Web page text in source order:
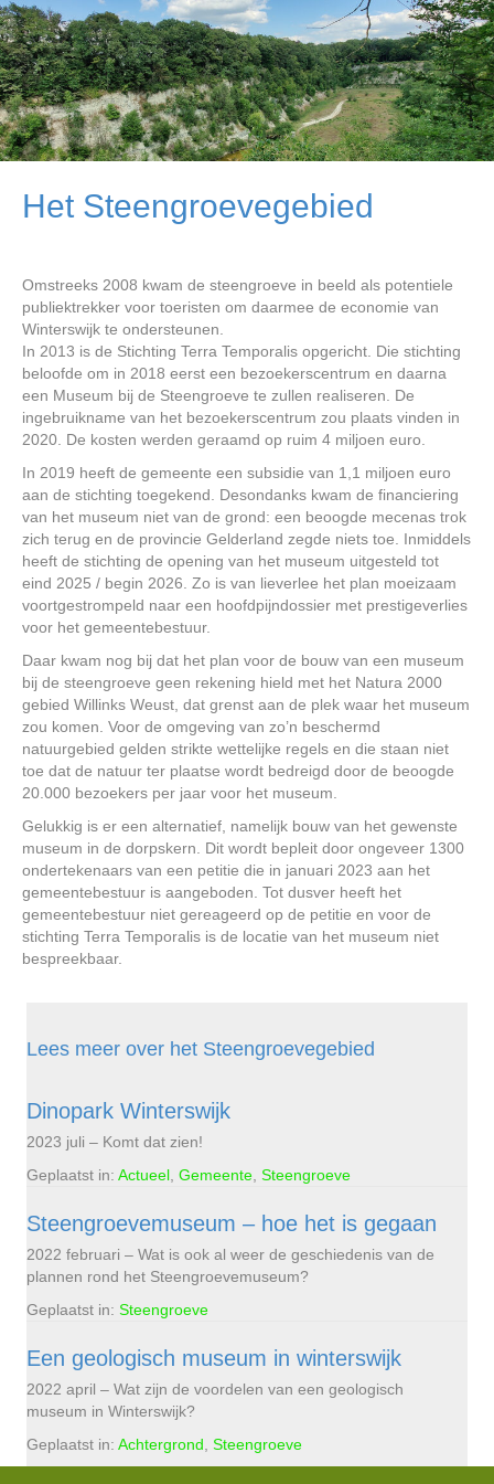
Het Steengroevegebied
Omstreeks 2008 kwam de steengroeve in beeld als potentiele
publiektrekker voor toeristen om daarmee de economie van
Winterswijk te ondersteunen.
In 2013 is de Stichting Terra Temporalis opgericht. Die stichting
beloofde om in 2018 eerst een bezoekerscentrum en daarna
een Museum bij de Steengroeve te zullen realiseren. De
ingebruikname van het bezoekerscentrum zou plaats vinden in
2020. De kosten werden geraamd op ruim 4 miljoen euro.
In 2019 heeft de gemeente een subsidie van 1,1 miljoen euro
aan de stichting toegekend. Desondanks kwam de financiering
van het museum niet van de grond: een beoogde mecenas trok
zich terug en de provincie Gelderland zegde niets toe. Inmiddels
heeft de stichting de opening van het museum uitgesteld tot
eind 2025 / begin 2026. Zo is van lieverlee het plan moeizaam
voortgestrompeld naar een hoofdpijndossier met prestigeverlies
voor het gemeentebestuur.
Daar kwam nog bij dat het plan voor de bouw van een museum
bij de steengroeve geen rekening hield met het Natura 2000
gebied Willinks Weust, dat grenst aan de plek waar het museum
zou komen. Voor de omgeving van zo’n beschermd
natuurgebied gelden strikte wettelijke regels en die staan niet
toe dat de natuur ter plaatse wordt bedreigd door de beoogde
20.000 bezoekers per jaar voor het museum.
Gelukkig is er een alternatief, namelijk bouw van het gewenste
museum in de dorpskern. Dit wordt bepleit door ongeveer 1300
ondertekenaars van een petitie die in januari 2023 aan het
gemeentebestuur is aangeboden. Tot dusver heeft het
gemeentebestuur niet gereageerd op de petitie en voor de
stichting Terra Temporalis is de locatie van het museum niet
bespreekbaar.
Lees meer over het Steengroevegebied
Dinopark Winterswijk
2023 juli – Komt dat zien!
Geplaatst in: Actueel, Gemeente, Steengroeve
Steengroevemuseum – hoe het is gegaan
2022 februari – Wat is ook al weer de geschiedenis van de
plannen rond het Steengroevemuseum?
Geplaatst in: Steengroeve
Een geologisch museum in winterswijk
2022 april – Wat zijn de voordelen van een geologisch
museum in Winterswijk?
Geplaatst in: Achtergrond, Steengroeve